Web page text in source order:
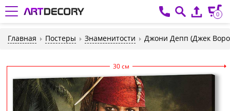
0
Главная Постеры Знаменитости Джони Депп (Джек
30 см